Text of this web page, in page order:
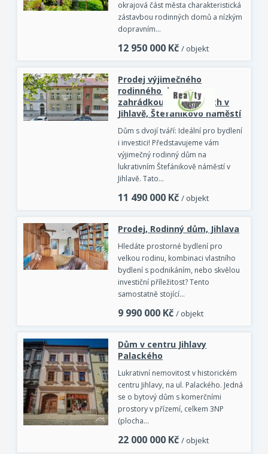
okrajová část města charakteristická
zástavbou rodinných domů a nízkým
dopravním…
12 950 000 Kč / objekt
Prodej výjimečného
rodinného domu se
zahrádkou o 4 podlažích v
Jihlavě, Štefánikovo náměstí
Dům s dvojí tváří: Ideální pro bydlení
i investici! Představujeme vám
výjimečný rodinný dům na
lukrativním Štefánikově náměstí v
Jihlavě. Tato…
11 490 000 Kč / objekt
Prodej, Rodinný dům, Jihlava
Hledáte prostorné bydlení pro
velkou rodinu, kombinaci vlastního
bydlení s podnikáním, nebo skvělou
investiční příležitost? Tento
samostatně stojící…
9 990 000 Kč / objekt
Dům v centru Jihlavy
Palackého
Lukrativní nemovitost v historickém
centru Jihlavy, na ul. Palackého. Jedná
se o bytový dům s komerčními
prostory v přízemí, celkem 3NP
(plocha…
22 000 000 Kč / objekt